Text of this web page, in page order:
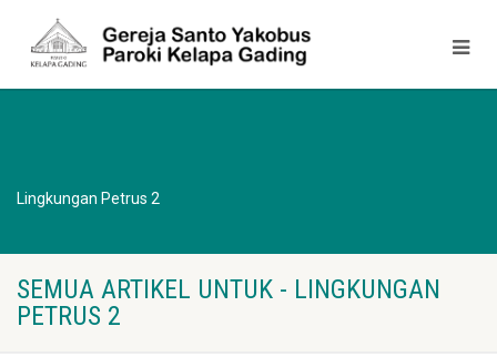
Lingkungan Petrus 2
SEMUA ARTIKEL UNTUK - LINGKUNGAN
PETRUS 2